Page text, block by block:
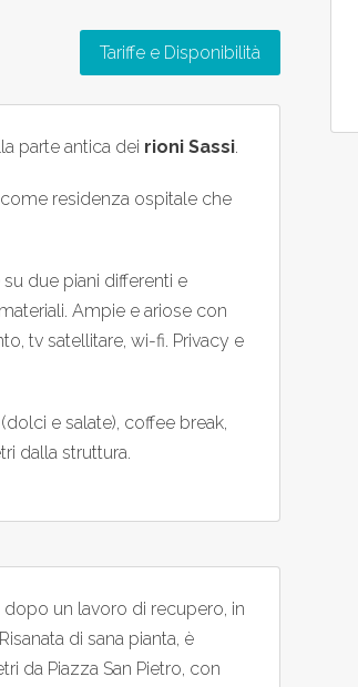
Tariffe e Disponibilità
parte antica dei rioni Sassi.
residenza ospitale che
due piani differenti e
Ampie e ariose con
tv satellitare, wi-fi. Privacy e
e salate), coffee break,
dalla struttura.
dopo un lavoro di recupero, in
di sana pianta, è
da Piazza San Pietro, con